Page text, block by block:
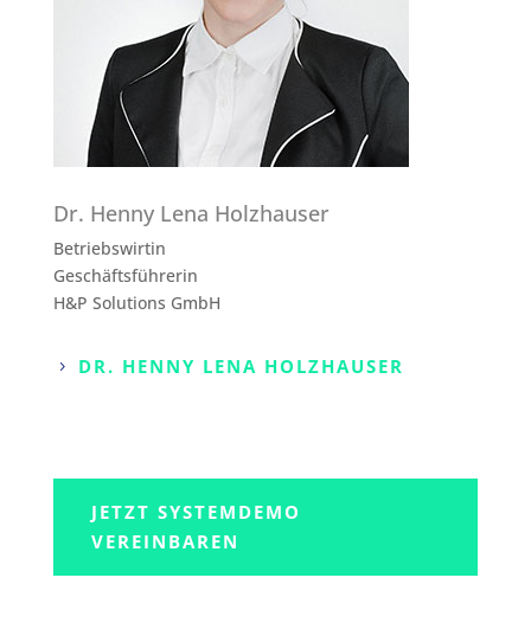
Dr. Henny Lena Holzhauser
Betriebswirtin
Geschäftsführerin
H&P Solutions GmbH
5 DR. HENNY LENA HOLZHAUSER
JETZT SYSTEMDEMO
VEREINBAREN